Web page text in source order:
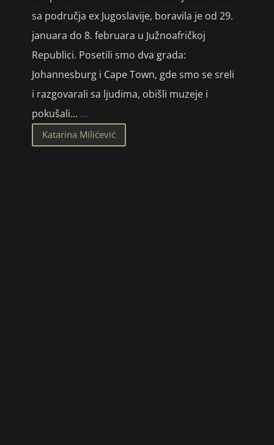
sa područja ex Jugoslavije, boravila je od 29.
januara do 8. februara u Južnoafričkoj
Republici. Posetili smo dva grada:
Johannesburg i Cape Town, gde smo se sreli
i razgovarali sa ljudima, obišli muzeje i
pokušali… ...
Katarina Milićević